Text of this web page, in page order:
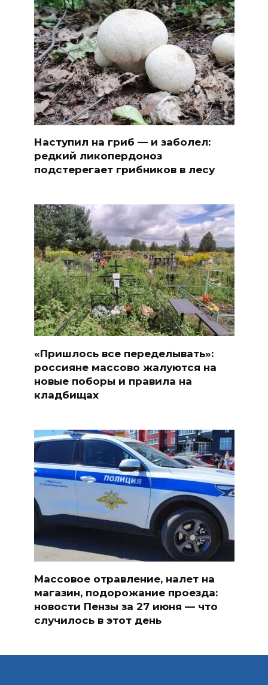
Наступил на гриб — и заболел:
редкий ликопердоноз
подстерегает грибников в лесу
«Пришлось все переделывать»:
россияне массово жалуются на
новые поборы и правила на
кладбищах
Массовое отравление, налет на
магазин, подорожание проезда:
новости Пензы за 27 июня — что
случилось в этот день